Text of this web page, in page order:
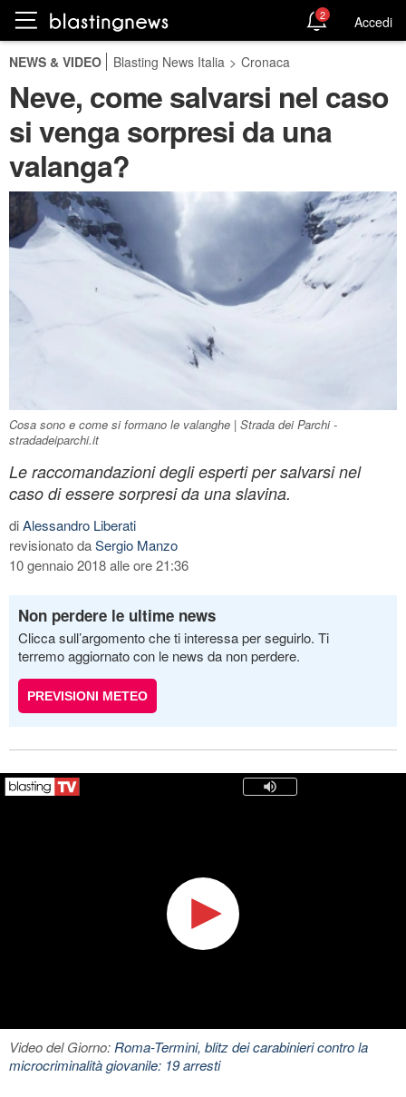
2 Accedi
NEWS & VIDEO Blasting News Italia > Cronaca
Neve, come salvarsi nel caso
si venga sorpresi da una
valanga?
Cosa sono e come si formano le valanghe | Strada dei Parchi -
stradadeiparchi.it
Le raccomandazioni degli esperti per salvarsi nel
caso di essere sorpresi da una slavina.
diAlessandro Liberati
revisionato daSergio Manzo
10 gennaio 2018 alle ore 21:36
Non perdere le ultime news
Clicca sull’argomento che ti interessa per seguirlo. Ti
terremo aggiornato con le news da non perdere.
PREVISIONI METEO
Video del Giorno:Roma-Termini, blitz dei carabinieri contro la
microcriminalità giovanile: 19 arresti